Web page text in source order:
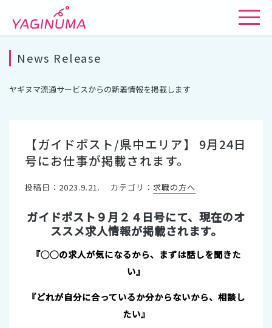
News Release
ヤギヌマ流通サービスからの新着情報を掲載します
【ガイドポスト/県中エリア】 9月24日
号にお仕事が掲載されます。
投稿日：2023.9.21. カテゴリ： 求職の方へ
ガイドポスト９月２４日号にて、現在のオ
ススメ求人情報が掲載されます。
『◯◯の求人が気になるから、まずは話しを聞きた
い』
『どれが自分に合っているか分からないから、相談し
たい』